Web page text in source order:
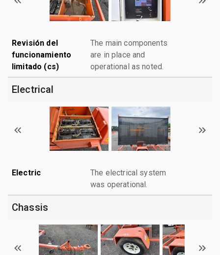
Revisión del
funcionamiento
limitado (cs)
The main components
are in place and
operational as noted.
Electrical
Electric
The electrical system
was operational.
Chassis